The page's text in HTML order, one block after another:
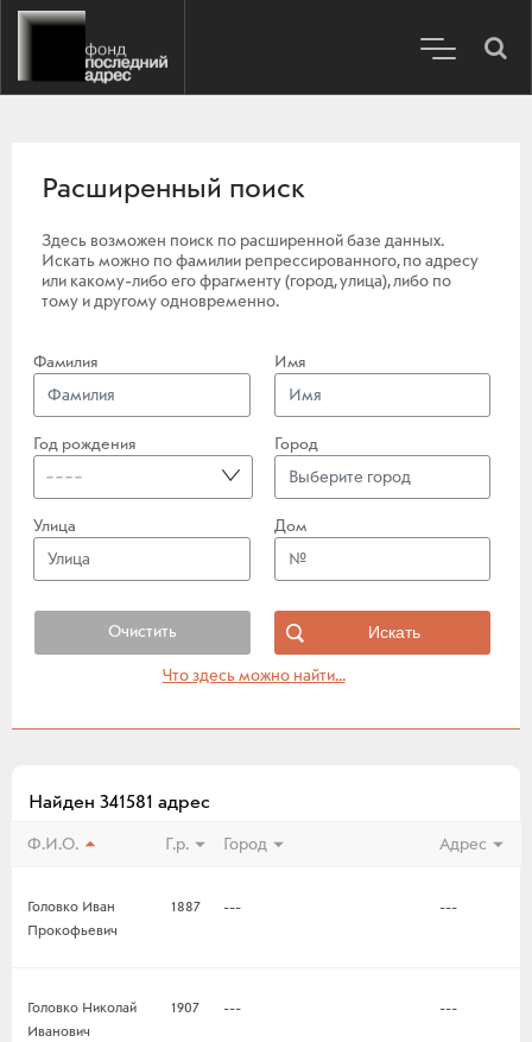
Расширенный поиск
Здесь возможен поиск по расширенной базе данных.
Искать можно по фамилии репрессированного, по адресу
или какому-либо его фрагменту (город, улица), либо по
тому и другому одновременно.
Фамилия Имя
Год рождения
----
Город
Улица Дом
Очистить
Что здесь можно найти...
Найден 341581 адрес
Ф.И.О. Г.р. Город Адрес
Головко Иван
Прокофьевич
1887 --- ---
Головко Николай
Иванович
1907 --- ---